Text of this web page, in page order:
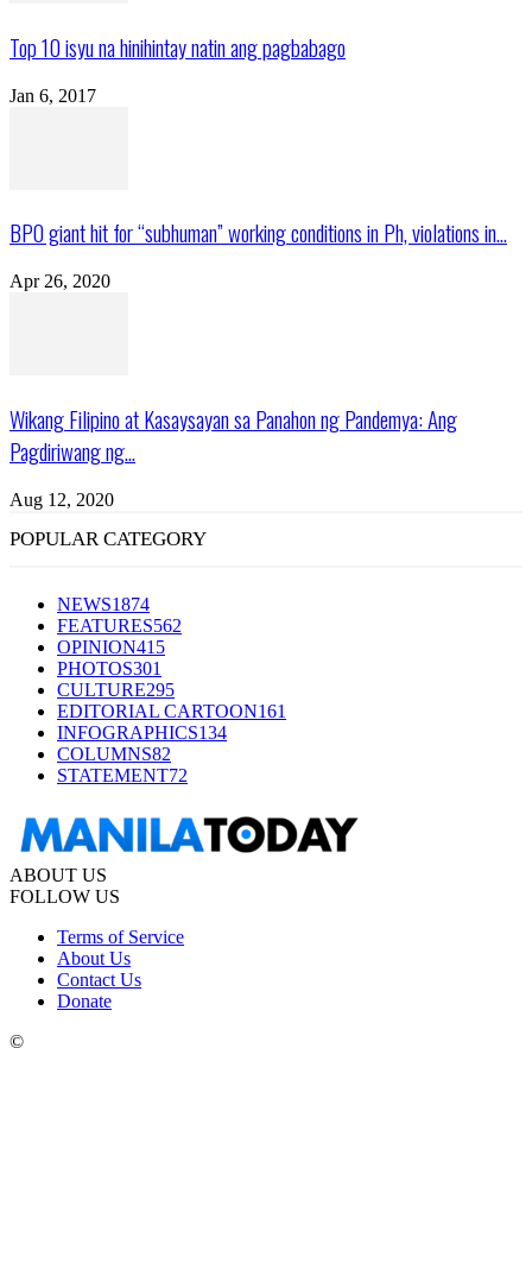
Top 10 isyu na hinihintay natin ang pagbabago
Jan 6, 2017
BPO giant hit for “subhuman” working conditions in Ph, violations in...
Apr 26, 2020
Wikang Filipino at Kasaysayan sa Panahon ng Pandemya: Ang
Pagdiriwang ng...
Aug 12, 2020
POPULAR CATEGORY
NEWS1874
FEATURES562
OPINION415
PHOTOS301
CULTURE295
EDITORIAL CARTOON161
INFOGRAPHICS134
COLUMNS82
STATEMENT72
ABOUT US
FOLLOW US
Terms of Service
About Us
Contact Us
Donate
©